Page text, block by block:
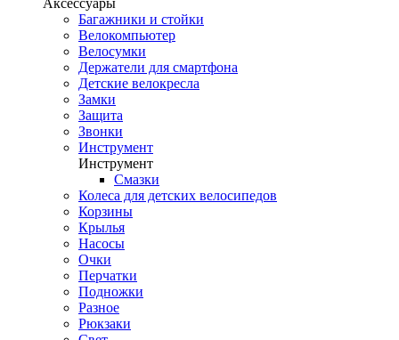
Аксессуары
Багажники и стойки
Велокомпьютер
Велосумки
Держатели для смартфона
Детские велокресла
Замки
Защита
Звонки
Инструмент
Инструмент
Смазки
Колеса для детских велосипедов
Корзины
Крылья
Насосы
Очки
Перчатки
Подножки
Разное
Рюкзаки